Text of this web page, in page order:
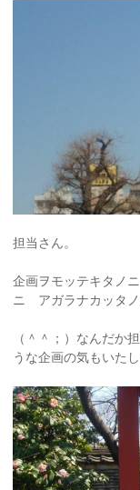
担当さん。
企画ヲモッテキタノ
ニ アガラナカッタ
（＾＾；）なんだか
うな企画の気もいた